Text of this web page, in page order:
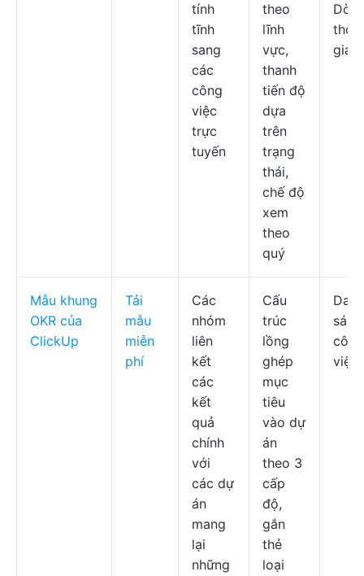
tính
tĩnh
sang
các
công
việc
trực
tuyến
theo
lĩnh
vực,
thanh
tiến độ
dựa
trên
trạng
thái,
chế độ
xem
theo
quý
thời
gian
Mẫu khung
OKR của
ClickUp
Tải
mẫu
miễn
phí
Các
nhóm
liên
kết
các
kết
quả
chính
với
các dự
án
mang
lại
những
Cấu
trúc
lồng
ghép
mục
tiêu
vào dự
án
theo 3
cấp
độ,
gắn
thẻ
loại
Danh
sách
công
việc